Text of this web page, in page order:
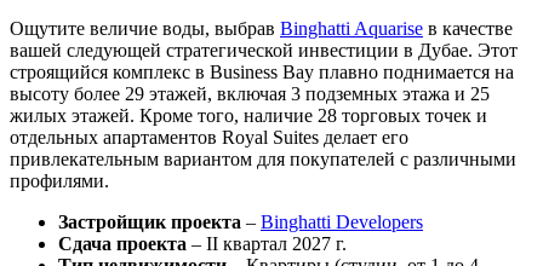
Ощутите величие воды, выбрав Binghatti Aquarise в качестве
вашей следующей стратегической инвестиции в Дубае. Этот
строящийся комплекс в Business Bay плавно поднимается на
высоту более 29 этажей, включая 3 подземных этажа и 25
жилых этажей. Кроме того, наличие 28 торговых точек и
отдельных апартаментов Royal Suites делает его
привлекательным вариантом для покупателей с различными
профилями.
Застройщик проекта – Binghatti Developers
Сдача проекта – II квартал 2027 г.